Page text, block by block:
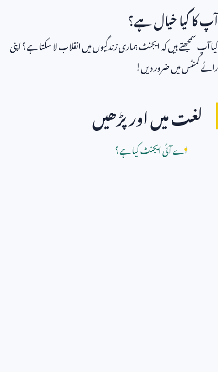
آپ کا کیا خیال ہے؟
کیا آپ سمجھتے ہیں کہ ایجنٹ ہماری زندگیوں میں انقلاب لا سکتا ہے؟ اپنی
رائے کمنٹس میں ضرور دیں!
لغت میں اور پڑھیں
اے آئی ایجنٹ کیا ہے؟